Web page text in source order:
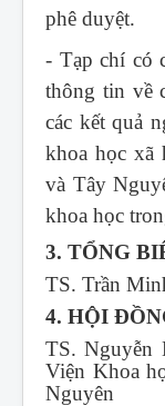
phê duyệt.
- Tạp chí có
thông tin về
các kết quả
khoa học xã
và Tây
khoa học
3. TỔNG
TS. Trần
4. HỘI
TS. Nguyễn
Viện Khoa
Nguyên